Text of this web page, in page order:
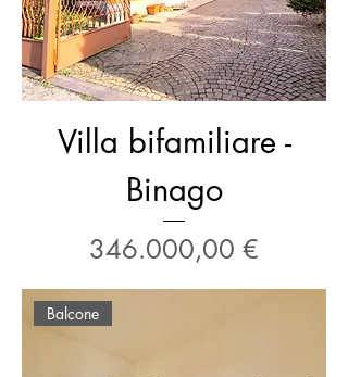
Villa bifamiliare -
Binago
Prezzo
346.000,00 €
Balcone